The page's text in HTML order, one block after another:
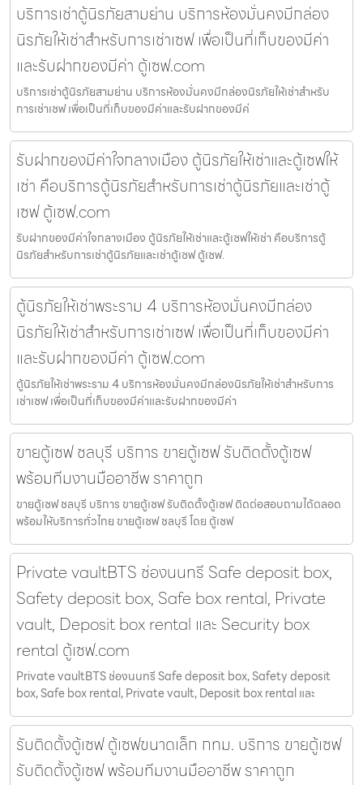
บริการเช่าตู้นิรภัยสามย่าน บริการห้องมั่นคงมีกล่อง
นิรภัยให้เช่าสำหรับการเช่าเซฟ เพื่อเป็นที่เก็บของมีค่า
และรับฝากของมีค่า ตู้เซฟ.com
บริการเช่าตู้นิรภัยสามย่าน บริการห้องมั่นคงมีกล่องนิรภัยให้เช่าสำหรับ
การเช่าเซฟ เพื่อเป็นที่เก็บของมีค่าและรับฝากของมีค่
รับฝากของมีค่าใจกลางเมือง ตู้นิรภัยให้เช่าและตู้เซฟให้
เช่า คือบริการตู้นิรภัยสำหรับการเช่าตู้นิรภัยและเช่าตู้
เซฟ ตู้เซฟ.com
รับฝากของมีค่าใจกลางเมือง ตู้นิรภัยให้เช่าและตู้เซฟให้เช่า คือบริการตู้
นิรภัยสำหรับการเช่าตู้นิรภัยและเช่าตู้เซฟ ตู้เซฟ.
ตู้นิรภัยให้เช่าพระราม 4 บริการห้องมั่นคงมีกล่อง
นิรภัยให้เช่าสำหรับการเช่าเซฟ เพื่อเป็นที่เก็บของมีค่า
และรับฝากของมีค่า ตู้เซฟ.com
ตู้นิรภัยให้เช่าพระราม 4 บริการห้องมั่นคงมีกล่องนิรภัยให้เช่าสำหรับการ
เช่าเซฟ เพื่อเป็นที่เก็บของมีค่าและรับฝากของมีค่า
ขายตู้เซฟ ชลบุรี บริการ ขายตู้เซฟ รับติดตั้งตู้เซฟ
พร้อมทีมงานมืออาชีพ ราคาถูก
ขายตู้เซฟ ชลบุรี บริการ ขายตู้เซฟ รับติดตั้งตู้เซฟ ติดต่อสอบถามได้ตลอด
พร้อมให้บริการทั่วไทย ขายตู้เซฟ ชลบุรี โดย ตู้เซฟ
Private vaultBTS ช่องนนทรี Safe deposit box,
Safety deposit box, Safe box rental, Private
vault, Deposit box rental และ Security box
rental ตู้เซฟ.com
Private vaultBTS ช่องนนทรี Safe deposit box, Safety deposit
box, Safe box rental, Private vault, Deposit box rental และ
รับติดตั้งตู้เซฟ ตู้เซฟขนาดเล็ก กทม. บริการ ขายตู้เซฟ
รับติดตั้งตู้เซฟ พร้อมทีมงานมืออาชีพ ราคาถูก